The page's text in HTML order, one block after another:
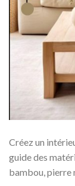
Créez un
guide des
bambou, pierre